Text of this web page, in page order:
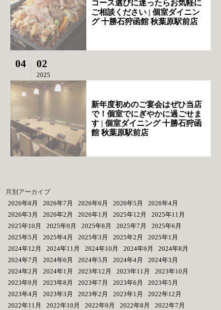
コース選びに迷ったらお気軽に
ご相談ください | 個室ダイニン
グ 十勝石狩函館 秋葉原駅前店
04 02
2025
新年度初めのご宴会はぜひ当店
で！個室でにぎやかに過ごせま
す | 個室ダイニング 十勝石狩函
館 秋葉原駅前店
月別アーカイブ
2026年8月
2026年7月 2026年6月 2026年5月
2026年4月
2026年3月
2026年2月 2026年1月 2025年12月
2025年11月
2025年10月
2025年9月 2025年8月 2025年7月
2025年6月
2025年5月
2025年4月 2025年3月 2025年2月
2025年1月
2024年12月
2024年11月 2024年10月 2024年9月
2024年8月
2024年7月
2024年6月 2024年5月 2024年4月
2024年3月
2024年2月
2024年1月 2023年12月 2023年11月
2023年10月
2023年9月
2023年8月 2023年7月 2023年6月
2023年5月
2023年4月
2023年3月 2023年2月 2023年1月
2022年12月
2022年11月
2022年10月 2022年9月 2022年8月
2022年7月